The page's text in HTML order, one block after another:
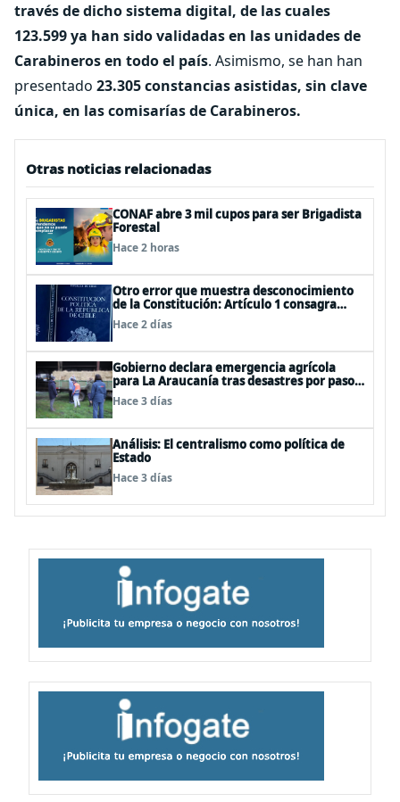
través de dicho sistema digital, de las cuales
123.599 ya han sido validadas en las unidades de
Carabineros en todo el país. Asimismo, se han han
presentado 23.305 constancias asistidas, sin clave
única, en las comisarías de Carabineros.
Otras noticias relacionadas
CONAF abre 3 mil cupos para ser Brigadista
Forestal
Hace 2 horas
Otro error que muestra desconocimiento
de la Constitución: Artículo 1 consagra
resguardar la seguridad nacional y
proteger a los ciudadanos
Hace 2 días
Gobierno declara emergencia agrícola
para La Araucanía tras desastres por pasos
de sistemas frontales
Hace 3 días
Análisis: El centralismo como política de
Estado
Hace 3 días